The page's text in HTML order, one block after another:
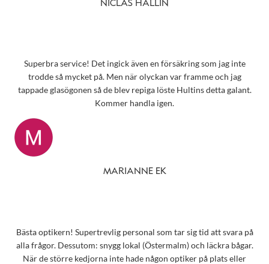
NICLAS HALLIN
Superbra service! Det ingick även en försäkring som jag inte
trodde så mycket på. Men när olyckan var framme och jag
tappade glasögonen så de blev repiga löste Hultins detta galant.
Kommer handla igen.
MARIANNE EK
Bästa optikern! Supertrevlig personal som tar sig tid att svara på
alla frågor. Dessutom: snygg lokal (Östermalm) och läckra bågar.
När de större kedjorna inte hade någon optiker på plats eller